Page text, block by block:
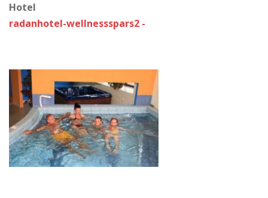
Hotel
radanhotel-wellnessspars2 -